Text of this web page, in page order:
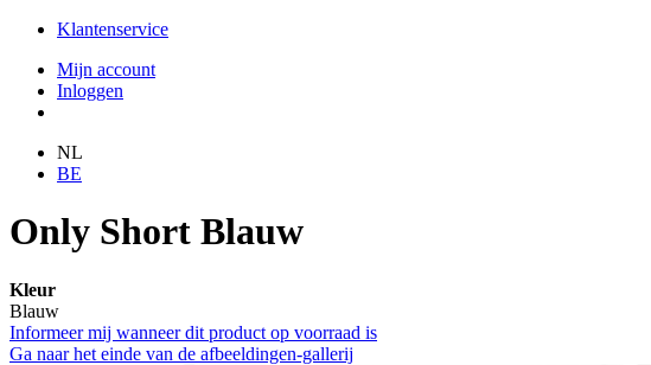
Klantenservice
Mijn account
Inloggen
NL
BE
Only Short Blauw
Kleur
Blauw
Informeer mij wanneer dit product op voorraad is
Ga naar het einde van de afbeeldingen-gallerij